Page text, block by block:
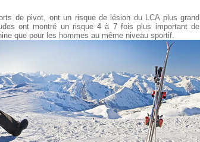
de pivot, ont un risque de lésion du LCA plus grand
ont montré un risque 4 à 7 fois plus important de
que pour les hommes au même niveau sportif.